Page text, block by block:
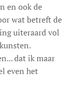
en ook de
wat betreft de
uiteraard vol
dat ik maar
even het